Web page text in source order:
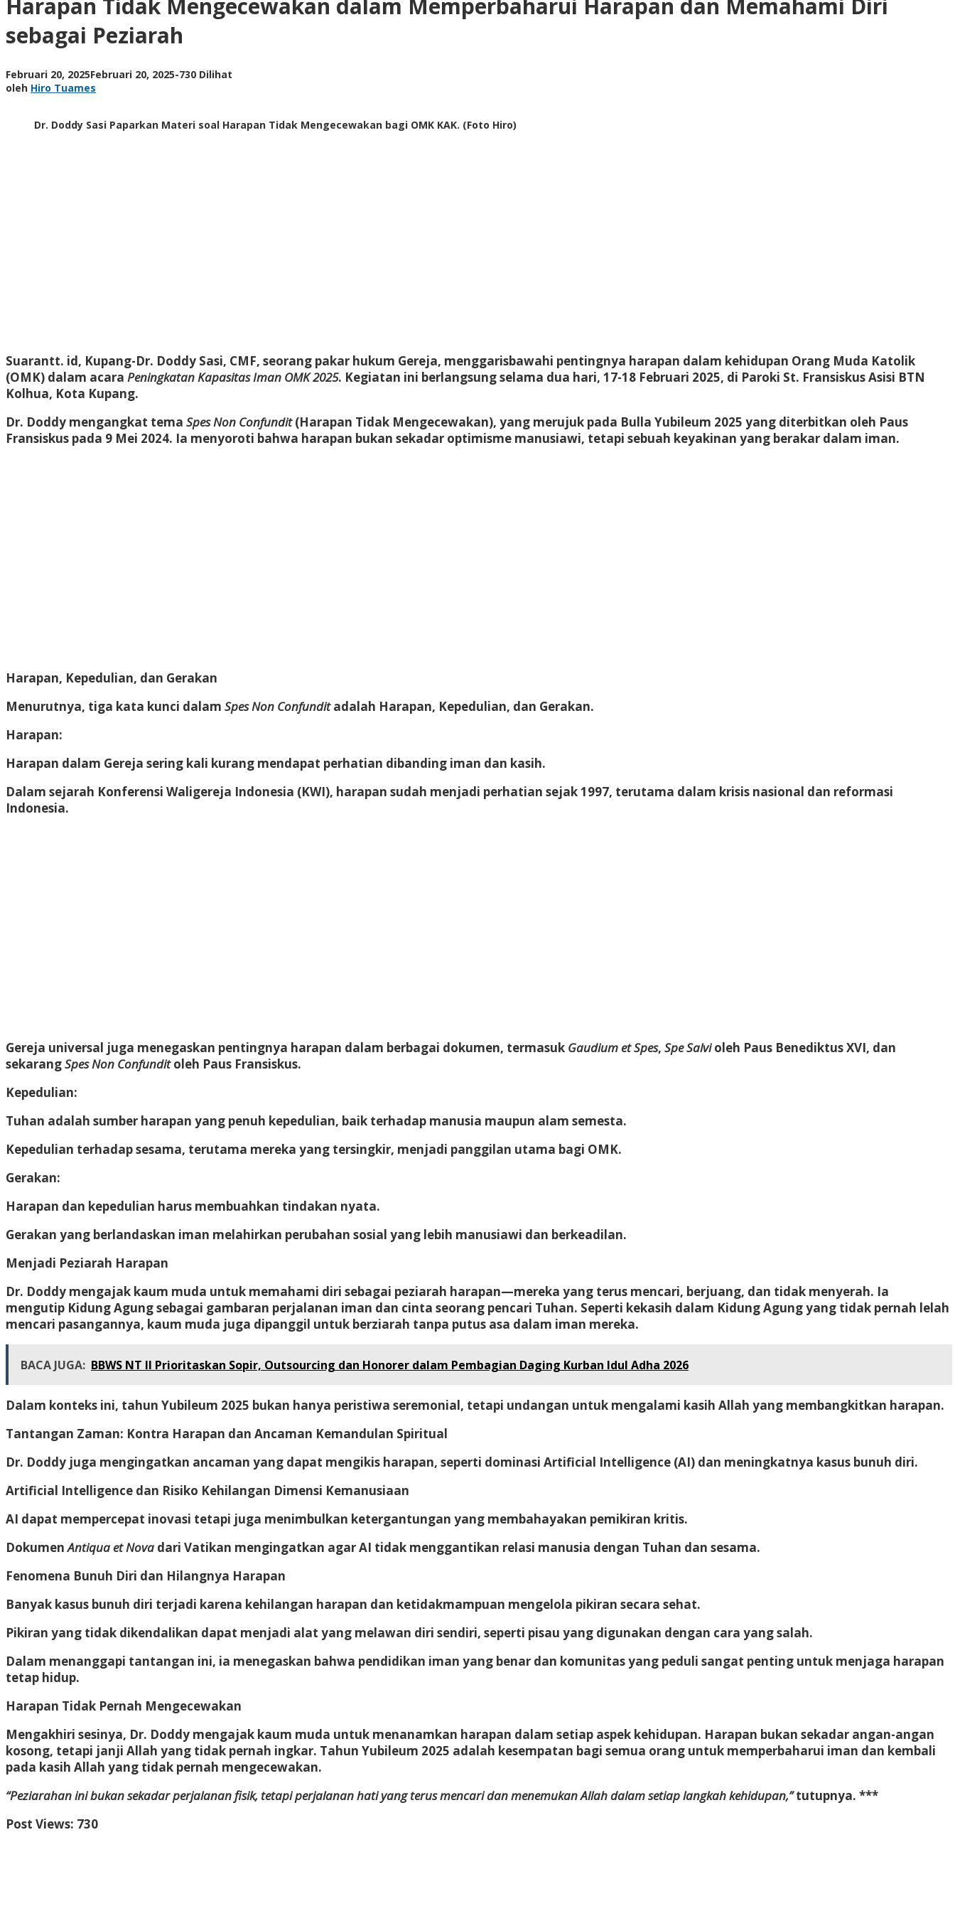
Memperbaharui
dan
Memahami
sebagai
Harapan Tidak Mengecewakan dalam Memperbaharui Harapan dan Memahami Diri
sebagai Peziarah
Februari 20, 2025Februari 20, 2025oleh
-730 Dilihat
oleh Hiro Tuames
Dr. Doddy Sasi Paparkan Materi soal Harapan Tidak Mengecewakan bagi OMK KAK. (Foto Hiro)
Suarantt. id, Kupang-Dr. Doddy Sasi, CMF, seorang pakar hukum Gereja, menggarisbawahi pentingnya harapan dalam kehidupan Orang Muda Katolik
(OMK) dalam acara Peningkatan Kapasitas Iman OMK 2025. Kegiatan ini berlangsung selama dua hari, 17-18 Februari 2025, di Paroki St. Fransiskus Asisi BTN
Kolhua, Kota Kupang.
Dr. Doddy mengangkat tema Spes Non Confundit(Harapan Tidak Mengecewakan), yang merujuk pada Bulla Yubileum 2025 yang diterbitkan oleh Paus
Fransiskus pada 9 Mei 2024. Ia menyoroti bahwa harapan bukan sekadar optimisme manusiawi, tetapi sebuah keyakinan yang berakar dalam iman.
Harapan, Kepedulian, dan Gerakan
Menurutnya, tiga kata kunci dalam Spes Non Confunditadalah Harapan, Kepedulian, dan Gerakan.
Harapan:
Harapan dalam Gereja sering kali kurang mendapat perhatian dibanding iman dan kasih.
Dalam sejarah Konferensi Waligereja Indonesia (KWI), harapan sudah menjadi perhatian sejak 1997, terutama dalam krisis nasional dan reformasi
Indonesia.
Gereja universal juga menegaskan pentingnya harapan dalam berbagai dokumen, termasuk Gaudium et Spes, Spe Salvioleh Paus Benediktus XVI, dan
sekarangSpes Non Confunditoleh Paus Fransiskus.
Kepedulian:
Tuhan adalah sumber harapan yang penuh kepedulian, baik terhadap manusia maupun alam semesta.
Kepedulian terhadap sesama, terutama mereka yang tersingkir, menjadi panggilan utama bagi OMK.
Gerakan:
Harapan dan kepedulian harus membuahkan tindakan nyata.
Gerakan yang berlandaskan iman melahirkan perubahan sosial yang lebih manusiawi dan berkeadilan.
Menjadi Peziarah Harapan
Dr. Doddy mengajak kaum muda untuk memahami diri sebagai peziarah harapan—mereka yang terus mencari, berjuang, dan tidak menyerah. Ia
mengutip Kidung Agung sebagai gambaran perjalanan iman dan cinta seorang pencari Tuhan. Seperti kekasih dalam Kidung Agung yang tidak pernah lelah
mencari pasangannya, kaum muda juga dipanggil untuk berziarah tanpa putus asa dalam iman mereka.
BACA JUGA: BBWS NT II Prioritaskan Sopir, Outsourcing dan Honorer dalam Pembagian Daging Kurban Idul Adha 2026
Dalam konteks ini, tahun Yubileum 2025 bukan hanya peristiwa seremonial, tetapi undangan untuk mengalami kasih Allah yang membangkitkan harapan.
Tantangan Zaman: Kontra Harapan dan Ancaman Kemandulan Spiritual
Dr. Doddy juga mengingatkan ancaman yang dapat mengikis harapan, seperti dominasi Artificial Intelligence (AI) dan meningkatnya kasus bunuh diri.
Artificial Intelligence dan Risiko Kehilangan Dimensi Kemanusiaan
AI dapat mempercepat inovasi tetapi juga menimbulkan ketergantungan yang membahayakan pemikiran kritis.
DokumenAntiqua et Nova dari Vatikan mengingatkan agar AI tidak menggantikan relasi manusia dengan Tuhan dan sesama.
Fenomena Bunuh Diri dan Hilangnya Harapan
Banyak kasus bunuh diri terjadi karena kehilangan harapan dan ketidakmampuan mengelola pikiran secara sehat.
Pikiran yang tidak dikendalikan dapat menjadi alat yang melawan diri sendiri, seperti pisau yang digunakan dengan cara yang salah.
Dalam menanggapi tantangan ini, ia menegaskan bahwa pendidikan iman yang benar dan komunitas yang peduli sangat penting untuk menjaga harapan
tetap hidup.
Harapan Tidak Pernah Mengecewakan
Mengakhiri sesinya, Dr. Doddy mengajak kaum muda untuk menanamkan harapan dalam setiap aspek kehidupan. Harapan bukan sekadar angan-angan
kosong, tetapi janji Allah yang tidak pernah ingkar. Tahun Yubileum 2025 adalah kesempatan bagi semua orang untuk memperbaharui iman dan kembali
pada kasih Allah yang tidak pernah mengecewakan.
“Peziarahan ini bukan sekadar perjalanan fisik, tetapi perjalanan hati yang terus mencari dan menemukan Allah dalam setiap langkah kehidupan,”tutupnya. ***
Post Views: 730